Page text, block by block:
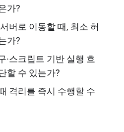
가?
버로 이동할 때, 최소 허
가?
·스크립트 기반 실행 흐
할 수 있는가?
격리를 즉시 수행할 수